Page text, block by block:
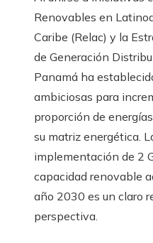
Renovables en
Caribe (Relac) y la
de Generación
Panamá ha
ambiciosas para
proporción de
su matriz energética.
implementación de 2
capacidad renovable
año 2030 es un claro
perspectiva.